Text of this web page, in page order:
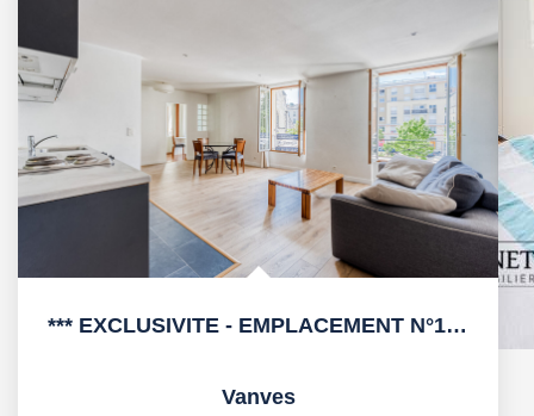
*** EXCLUSIVITE - EMPLACEMENT N°1 APPARTEMENT DE 2/3 PIECES...
Vanves